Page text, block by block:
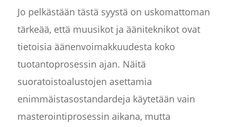
Jo pelkästään tästä syystä on uskomattoman
tärkeää, että muusikot ja ääniteknikot ovat
tietoisia äänenvoimakkuudesta koko
tuotantoprosessin ajan. Näitä
suoratoistoalustojen asettamia
enimmäistasostandardeja käytetään vain
masterointiprosessin aikana, mutta